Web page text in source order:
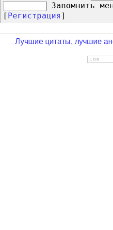
Запомнить
[ Регистрация ]
Лучшие цитаты, лучшие